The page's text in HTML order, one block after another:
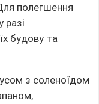
полегшення
разі
будову та
з соленоїдом